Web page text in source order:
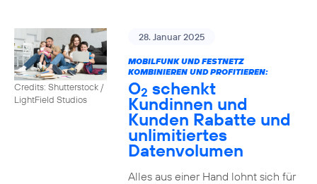
Credits: Shutterstock /
LightField Studios
28. Januar 2025
MOBILFUNK UND FESTNETZ
KOMBINIEREN UND PROFITIEREN:
O2 schenkt
Kundinnen und
Kunden Rabatte und
unlimitiertes
Datenvolumen
Alles aus einer Hand lohnt sich für